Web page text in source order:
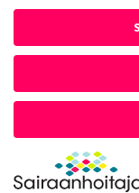
Etusivulle